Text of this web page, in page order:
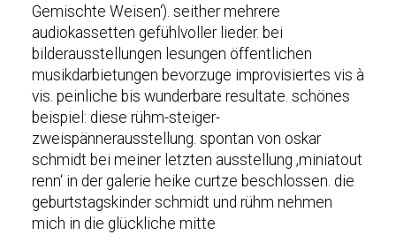
Gemischte Weisen‘). seither mehrere
audiokassetten gefühlvoller lieder. bei
bilderausstellungen lesungen öffentlichen
musikdarbietungen bevorzuge improvisiertes vis à
vis. peinliche bis wunderbare resultate. schönes
beispiel: diese rühm-steiger-
zweispännerausstellung. spontan von oskar
schmidt bei meiner letzten ausstellung ‚miniatout
renn‘ in der galerie heike curtze beschlossen. die
geburtstagskinder schmidt und rühm nehmen
mich in die glückliche mitte